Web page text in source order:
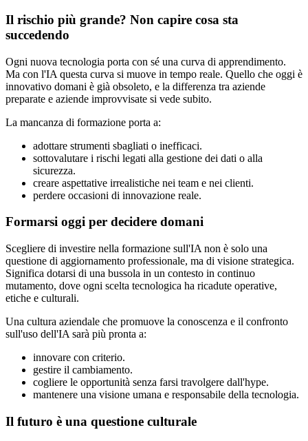
Il rischio più grande? Non capire cosa sta
succedendo
Ogni nuova tecnologia porta con sé una curva di apprendimento.
Ma con l'IA questa curva si muove in tempo reale. Quello che oggi è
innovativo domani è già obsoleto, e la differenza tra aziende
preparate e aziende improvvisate si vede subito.
La mancanza di formazione porta a:
adottare strumenti sbagliati o inefficaci.
sottovalutare i rischi legati alla gestione dei dati o alla
sicurezza.
creare aspettative irrealistiche nei team e nei clienti.
perdere occasioni di innovazione reale.
Formarsi oggi per decidere domani
Scegliere di investire nella formazione sull'IA non è solo una
questione di aggiornamento professionale, ma di visione strategica.
Significa dotarsi di una bussola in un contesto in continuo
mutamento, dove ogni scelta tecnologica ha ricadute operative,
etiche e culturali.
Una cultura aziendale che promuove la conoscenza e il confronto
sull'uso dell'IA sarà più pronta a:
innovare con criterio.
gestire il cambiamento.
cogliere le opportunità senza farsi travolgere dall'hype.
mantenere una visione umana e responsabile della tecnologia.
Il futuro è una questione culturale